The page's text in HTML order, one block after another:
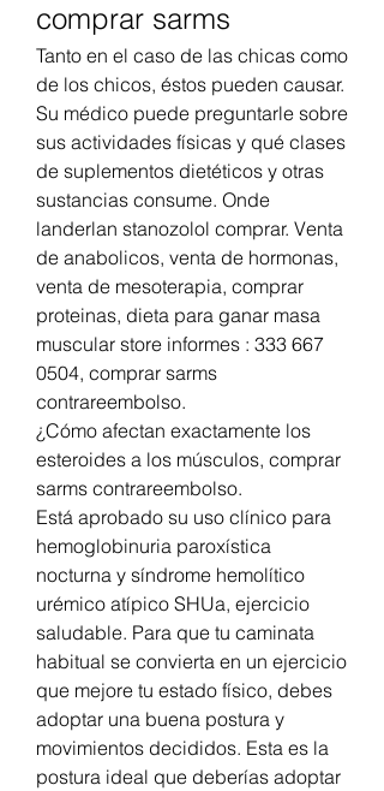
comprar sarms
Tanto en el caso de las chicas como
de los chicos, éstos pueden causar.
Su médico puede preguntarle sobre
sus actividades físicas y qué clases
de suplementos dietéticos y otras
sustancias consume. Onde
landerlan stanozolol comprar. Venta
de anabolicos, venta de hormonas,
venta de mesoterapia, comprar
proteinas, dieta para ganar masa
muscular store informes : 333 667
0504, comprar sarms
contrareembolso.
¿Cómo afectan exactamente los
esteroides a los músculos, comprar
sarms contrareembolso.
Está aprobado su uso clínico para
hemoglobinuria paroxística
nocturna y síndrome hemolítico
urémico atípico SHUa, ejercicio
saludable. Para que tu caminata
habitual se convierta en un ejercicio
que mejore tu estado físico, debes
adoptar una buena postura y
movimientos decididos. Esta es la
postura ideal que deberías adoptar